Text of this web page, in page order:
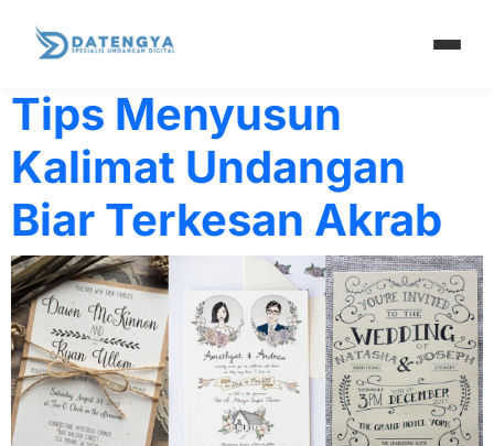
Tag:akrab
Tips Menyusun
Kalimat Undangan
Biar Terkesan Akrab